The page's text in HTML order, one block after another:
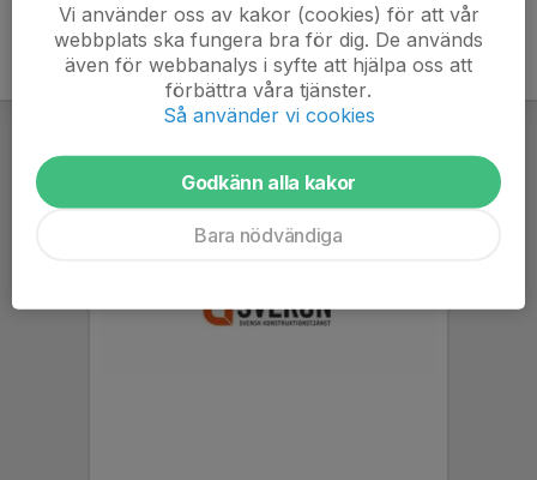
Vi använder oss av kakor (cookies) för att vår
webbplats ska fungera bra för dig. De används
även för webbanalys i syfte att hjälpa oss att
förbättra våra tjänster.
Så använder vi cookies
Godkänn alla kakor
Bara nödvändiga